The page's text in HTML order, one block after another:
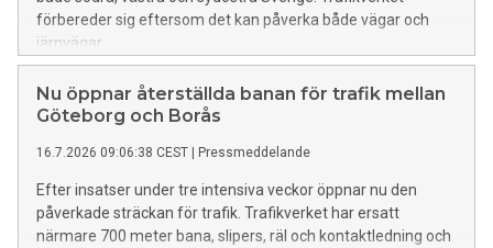
förbereder sig eftersom det kan påverka både vägar och
järnvägar.
Nu öppnar återställda banan för trafik mellan
Göteborg och Borås
16.7.2026 09:06:38 CEST | Pressmeddelande
Efter insatser under tre intensiva veckor öppnar nu den
påverkade sträckan för trafik. Trafikverket har ersatt
närmare 700 meter bana, slipers, räl och kontaktledning och